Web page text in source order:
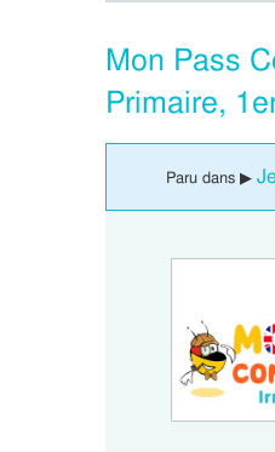
Mon Pass
Primaire,
Paru dans ▶